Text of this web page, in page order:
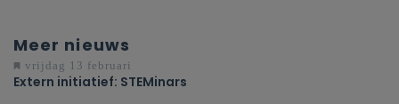
Meer nieuws
vrijdag 13 februari
Extern initiatief: STEMinars